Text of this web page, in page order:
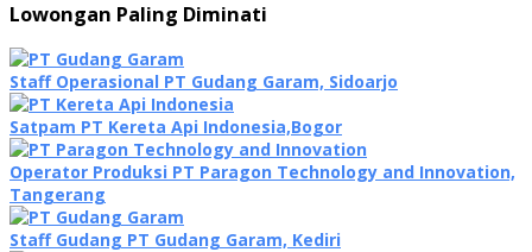
Lowongan Paling Diminati
Staff Operasional PT Gudang Garam, Sidoarjo
Satpam PT Kereta Api Indonesia,Bogor
Operator Produksi PT Paragon Technology and Innovation,
Tangerang
Staff Gudang PT Gudang Garam, Kediri